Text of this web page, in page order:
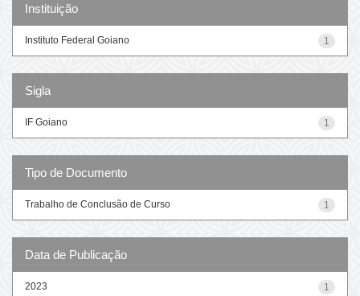
Instituição
1
Instituto Federal Goiano
Sigla
1
IF Goiano
Tipo de Documento
1
Trabalho de Conclusão de Curso
Data de Publicação
1
2023